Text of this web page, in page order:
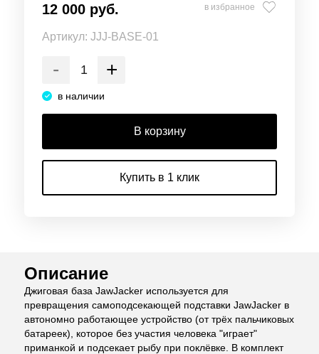
12 000 руб. в избранное
Артикул: JJJ-BASE-01
- +
в наличии
В корзину
Купить в 1 клик
Описание
Джиговая база JawJacker используется для
превращения самоподсекающей подставки JawJacker в
автономно работающее устройство (от трёх пальчиковых
батареек), которое без участия человека "играет"
приманкой и подсекает рыбу при поклёвке. В комплект